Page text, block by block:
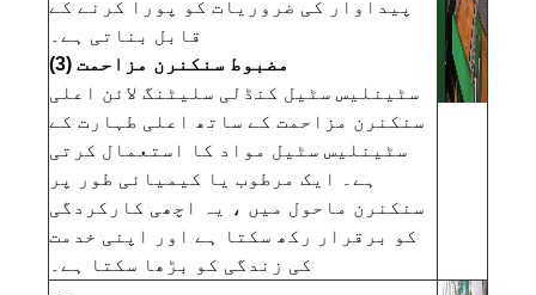
پیداوار کی ضروریات کو پورا کرنے کے
قابل بناتی ہے۔
(3) مضبوط سنکنرن مزاحمت
سٹینلیس سٹیل کنڈلی سلیٹنگ لائن اعلی
سنکنرن مزاحمت کے ساتھ اعلی طہارت کے
سٹینلیس سٹیل مواد کا استعمال کرتی
ہے۔ ایک مرطوب یا کیمیائی طور پر
سنکنرن ماحول میں ، یہ اچھی کارکردگی
کو برقرار رکھ سکتا ہے اور اپنی خدمت
کی زندگی کو بڑھا سکتا ہے۔